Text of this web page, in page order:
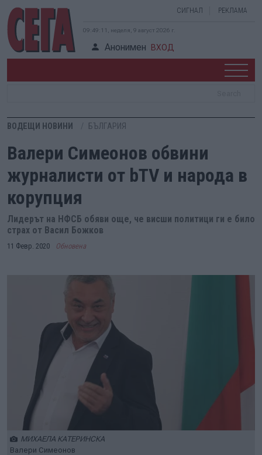
СИГНАЛ РЕКЛАМА
09:49:12, неделя, 9 август 2026 г.
Анонимен ВХОД
ВОДЕЩИ НОВИНИ БЪЛГАРИЯ
Валери Симеонов обвини
журналисти от bTV и народа в
корупция
Лидерът на НФСБ обяви още, че висши политици ги е било
страх от Васил Божков
11 Февр. 2020 Обновена
МИХАЕЛА КАТЕРИНСКА
Валери Симеонов